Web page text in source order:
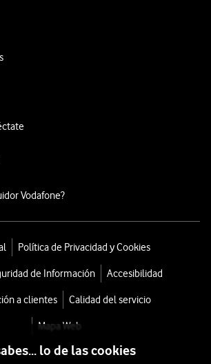
Vodafone?
Política de Privacidad y Cookies
de Información Accesibilidad
a clientes Calidad del servicio
Mapa Web
lo de las cookies